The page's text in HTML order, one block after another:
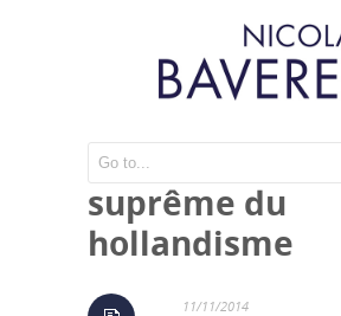
Le lepénisme,
suprême du
hollandisme
11/11/2014